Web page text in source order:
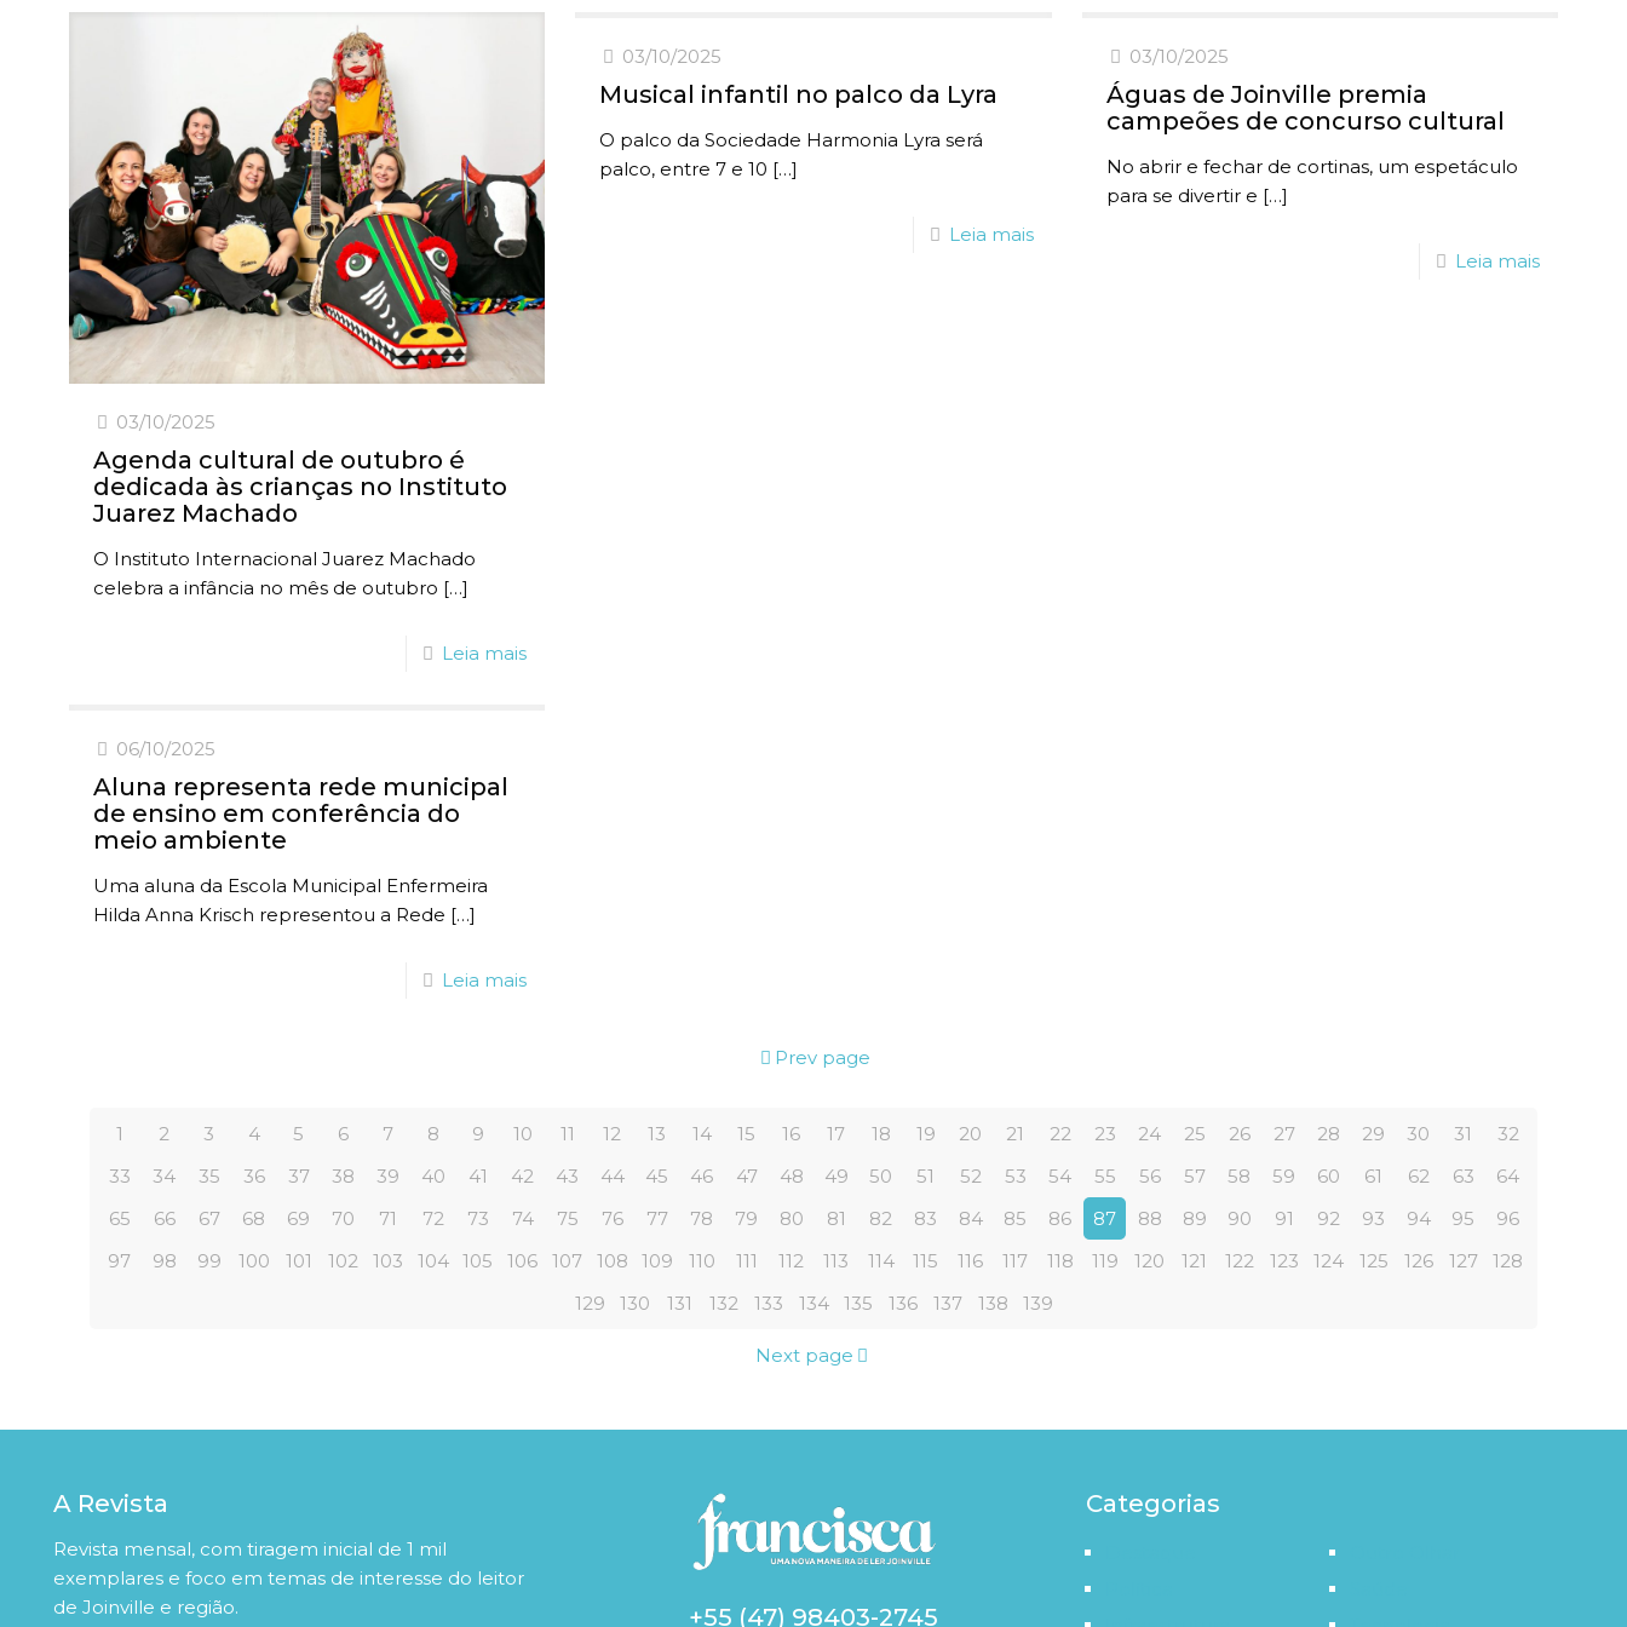
03/10/2025
Agenda cultural de outubro é
dedicada às crianças no Instituto
Juarez Machado
O Instituto Internacional Juarez Machado
celebra a infância no mês de outubro […]
Leia mais
03/10/2025
Musical infantil no palco da Lyra
O palco da Sociedade Harmonia Lyra será
palco, entre 7 e 10 […]
Leia mais
03/10/2025
Águas de Joinville premia
campeões de concurso cultural
No abrir e fechar de cortinas, um espetáculo
para se divertir e […]
Leia mais
06/10/2025
Aluna representa rede municipal
de ensino em conferência do
meio ambiente
Uma aluna da Escola Municipal Enfermeira
Hilda Anna Krisch representou a Rede […]
Leia mais
Prev page
1 2 3 4 5 6 7 8 9 10 11 12 13 14 15 16 17 18 19 20 21 22 23 24 25 26 27 28 29 30 31
32
33
34 35 36 37 38 39 40 41 42 43 44 45 46 47 48 49 50 51 52 53 54 55 56 57 58 59 60 61 62 63
64
65
66 67 68 69 70 71 72 73 74 75 76 77 78 79 80 81 82 83 84 85 86 87 88 89 90 91 92 93 94 95
96
97
98 99 100 101 102 103 104 105 106 107 108 109 110 111 112 113 114 115 116 117 118 119 120 121 122 123 124 125 126 127
128
129
130 131 132 133 134 135 136 137 138 139
Next page
A Revista
Revista mensal, com tiragem inicial de 1 mil
exemplares e foco em temas de interesse do leitor
de Joinville e região.
+55 (47) 98403-2745
Categorias